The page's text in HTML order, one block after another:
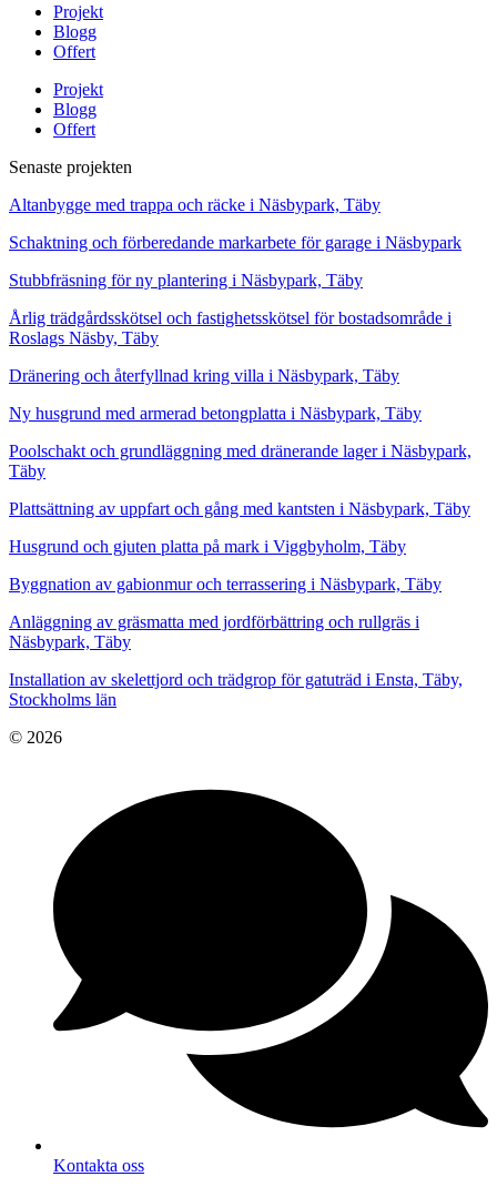
Projekt
Blogg
Offert
Projekt
Blogg
Offert
Senaste projekten
Altanbygge med trappa och räcke i Näsbypark, Täby
Schaktning och förberedande markarbete för garage i Näsbypark
Stubbfräsning för ny plantering i Näsbypark, Täby
Årlig trädgårdsskötsel och fastighetsskötsel för bostadsområde i
Roslags Näsby, Täby
Dränering och återfyllnad kring villa i Näsbypark, Täby
Ny husgrund med armerad betongplatta i Näsbypark, Täby
Poolschakt och grundläggning med dränerande lager i Näsbypark,
Täby
Plattsättning av uppfart och gång med kantsten i Näsbypark, Täby
Husgrund och gjuten platta på mark i Viggbyholm, Täby
Byggnation av gabionmur och terrassering i Näsbypark, Täby
Anläggning av gräsmatta med jordförbättring och rullgräs i
Näsbypark, Täby
Installation av skelettjord och trädgrop för gatuträd i Ensta, Täby,
Stockholms län
© 2026
Kontakta oss